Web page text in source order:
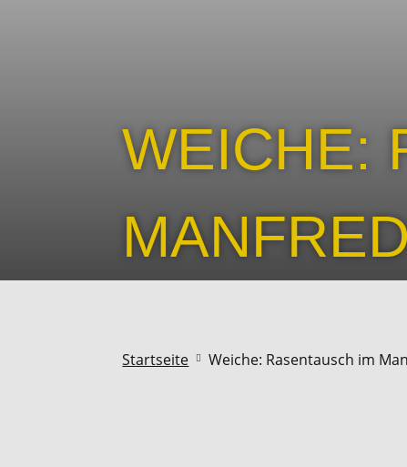
WEICHE:
Startseite  Weiche: Rasentausch im